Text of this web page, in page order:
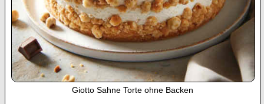
Giotto Sahne Torte ohne Backen